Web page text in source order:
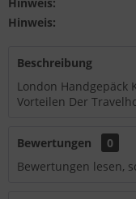
Hinweis:
Beschreibung
London Handgepäck
Vorteilen Der
Bewertungen
0
Bewertungen lesen,